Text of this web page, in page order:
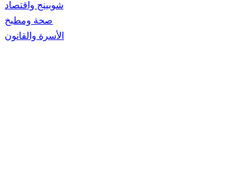
شوبينج واقتصاد
صحة ومطبخ
الأسرة والقانون